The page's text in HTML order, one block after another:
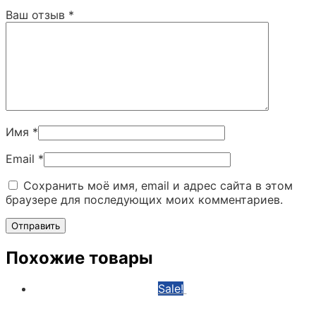
Ваш отзыв *
Имя *
Email *
Сохранить моё имя, email и адрес сайта в этом
браузере для последующих моих комментариев.
Похожие товары
Sale!